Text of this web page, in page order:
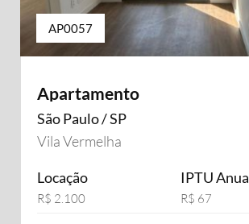
AP0057
Apartamento
São Paulo / SP
Vila Vermelha
Locação
R$ 2.100
IPTU
R$ 67